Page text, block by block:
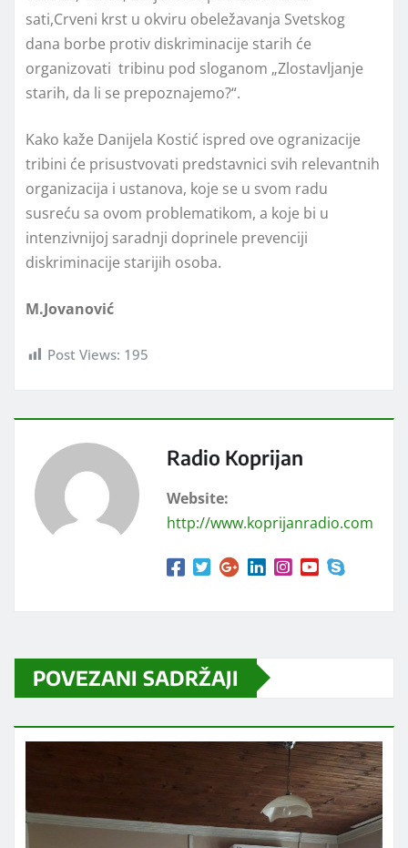
sati,Crveni krst u okviru obeležavanja Svetskog
dana borbe protiv diskriminacije starih će
organizovati tribinu pod sloganom „Zlostavljanje
starih, da li se prepoznajemo?“.
Kako kaže Danijela Kostić ispred ove ogranizacije
tribini će prisustvovati predstavnici svih relevantnih
organizacija i ustanova, koje se u svom radu
susreću sa ovom problematikom, a koje bi u
intenzivnijoj saradnji doprinele prevenciji
diskriminacije starijih osoba.
M.Jovanović
Post Views: 195
Radio Koprijan
Website:
http://www.koprijanradio.com
POVEZANI SADRŽAJI